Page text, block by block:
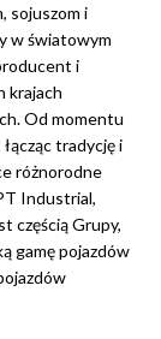
sojuszom i
w światowym
i
krajach
Od momentu
tradycję i
różnorodne
Industrial,
częścią Grupy,
gamę pojazdów